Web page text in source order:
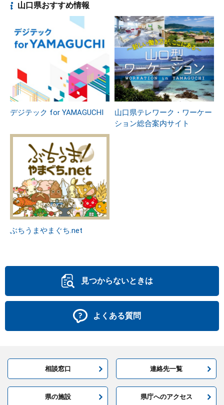
山口県おすすめ情報
デジテック for YAMAGUCHI
山口県テレワーク・ワーケー
ション総合案内サイト
ぶちうまやまぐち.net
見つからないときは
よくある質問
相談窓口 連絡先一覧
県の施設 県庁へのアクセス